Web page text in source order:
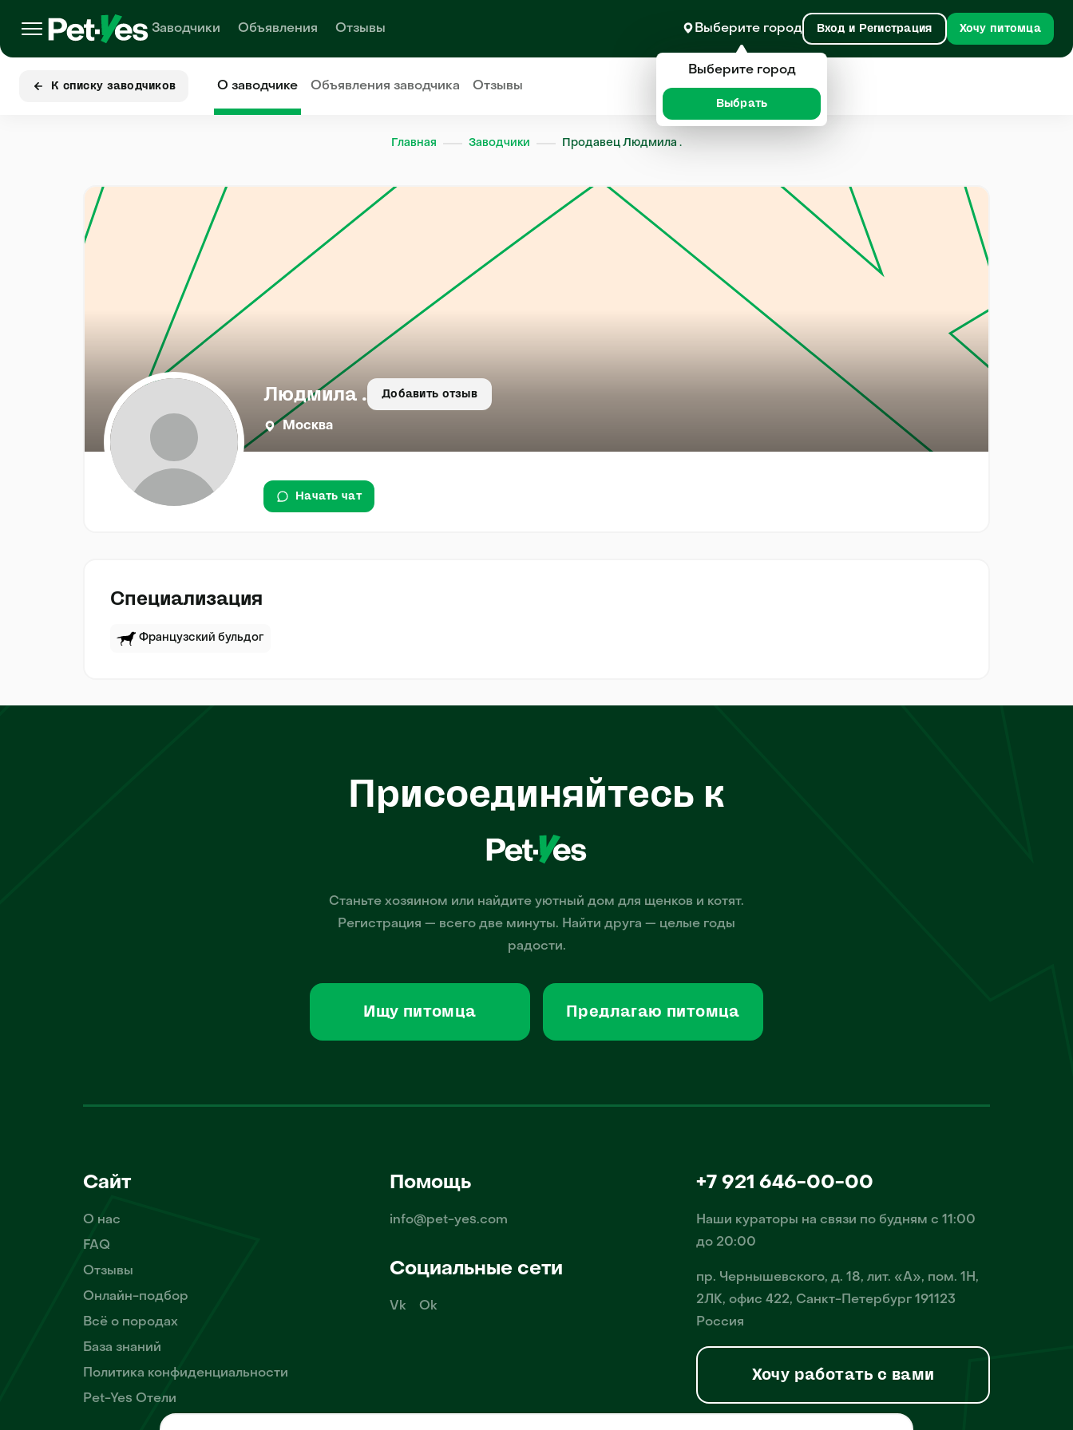
Заводчики Объявления Отзывы Выберите город Вход и Регистрация Хочу питомца
К списку заводчиков О заводчике Объявлениязаводчика Отзывы
Главная Заводчики Продавец Людмила .
Людмила . Добавить отзыв
Москва
Начать чат
Специализация
Французский бульдог
Присоединяйтесь к
Станьте хозяином или найдите уютный дом для щенков и котят.
Регистрация — всего две минуты. Найти друга — целые годы
радости.
Ищу питомца Предлагаю питомца
Сайт
О нас
FAQ
Отзывы
Онлайн-подбор
Всё о породах
База знаний
Политика конфиденциальности
Pet-Yes Отели
Помощь
info@pet-yes.com
Социальные сети
Vk Ok
+7 921 646-00-00
Наши кураторы на связи по будням с 11:00
до 20:00
пр. Чернышевского, д. 18, лит. «А», пом. 1Н,
2ЛК, офис 422, Санкт-Петербург 191123
Россия
Хочу работать с вами
Выберите город
Выбрать